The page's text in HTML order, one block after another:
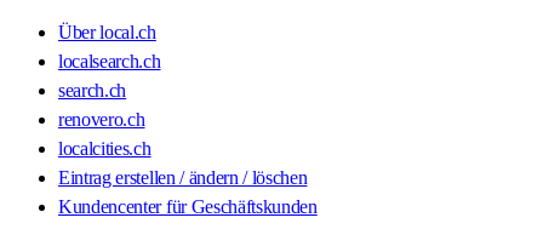
Über local.ch
localsearch.ch
search.ch
renovero.ch
localcities.ch
Eintrag erstellen / ändern / löschen
Kundencenter für Geschäftskunden